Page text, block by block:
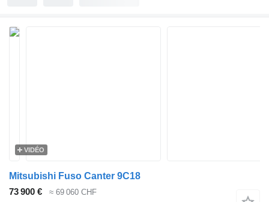
VIDÉO
Mitsubishi Fuso Canter 9C18
73 900 €
≈ 69 060 CHF